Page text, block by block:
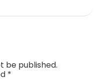
be published.
*